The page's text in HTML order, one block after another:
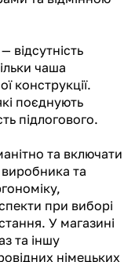
відсутність
чаша
конструкції.
поєднують
підлогового.
та включати
виробника та
при виборі
У магазині
та іншу
німецьких